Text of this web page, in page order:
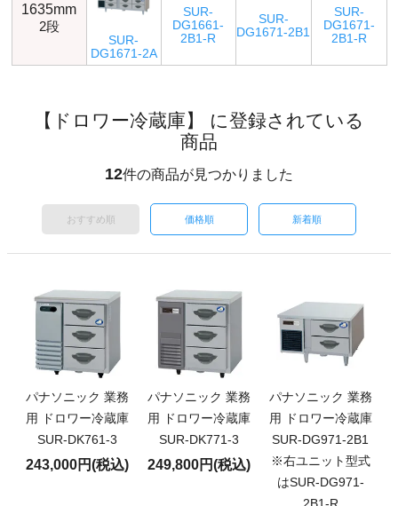
1635mm
2段
SUR-
DG1671-2A
SUR-
DG1661-
2B1-R
SUR-
DG1671-2B1
SUR-
DG1671-
2B1-R
【ドロワー冷蔵庫】 に登録されている
商品
12件の商品が見つかりました
おすすめ順 価格順 新着順
パナソニック 業務
用 ドロワー冷蔵庫
SUR-DK761-3
243,000円(税込)
パナソニック 業務
用 ドロワー冷蔵庫
SUR-DK771-3
249,800円(税込)
パナソニック 業務
用 ドロワー冷蔵庫
SUR-DG971-2B1
※右ユニット型式
はSUR-DG971-